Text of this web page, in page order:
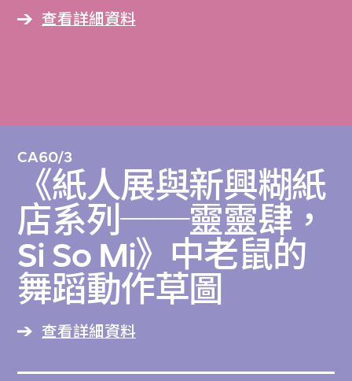
查看詳細資料
CA60/3
《紙人展與新興糊紙
店系列──靈靈肆，
Si So Mi》中老鼠的
舞蹈動作草圖
查看詳細資料